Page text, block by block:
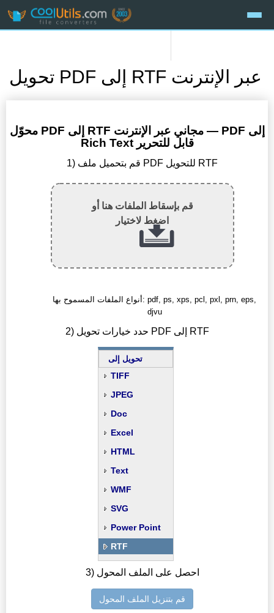
تحويل PDF إلى RTF عبر الإنترنت
محوّل PDF إلى RTF مجاني عبر الإنترنت — PDF إلى
Rich Text قابل للتحرير
1) قم بتحميل ملف PDF للتحويل RTF
قم بإسقاط الملفات هنا أو
اضغط لاختيار
أنواع الملفات المسموح بها: pdf, ps, xps, pcl, pxl, prn, eps,
djvu
2) حدد خيارات تحويل PDF إلى RTF
تحويل إلى
TIFF
JPEG
Doc
Excel
HTML
Text
WMF
SVG
Power Point
RTF
3) احصل على الملف المحول
قم بتنزيل الملف المحول